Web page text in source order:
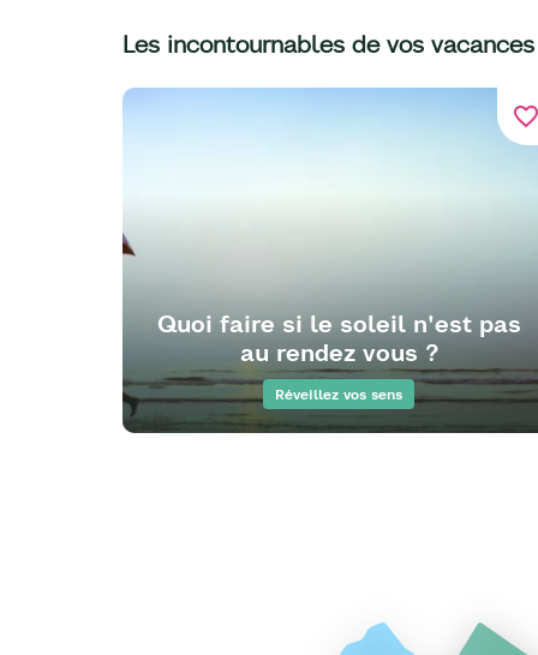
Les incontournables de vos vacances
Quoi faire si le soleil n'est pas
au rendez vous ?
Réveillez vos sens